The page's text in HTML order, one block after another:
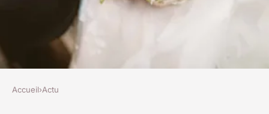
Accueil›Actu